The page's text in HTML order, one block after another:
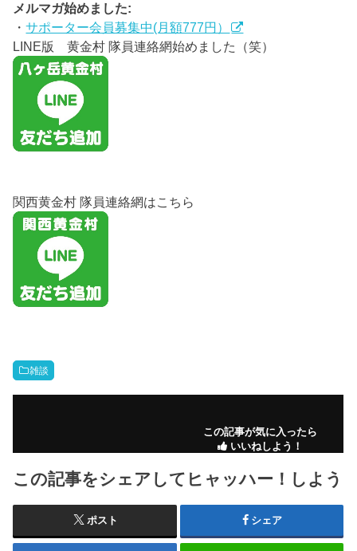
メルマガ始めました:
・サポーター会員募集中(月額777円）
LINE版 黄金村 隊員連絡網始めました（笑）
関西黄金村 隊員連絡網はこちら
雑談
この記事が気に入ったら
いいねしよう！
この記事をシェアしてヒャッハー！しよう
ポスト シェア